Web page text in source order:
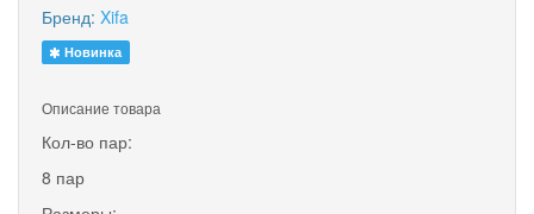
Бренд: Xifa
Новинка
Описание товара
Кол-во пар:
8 пар